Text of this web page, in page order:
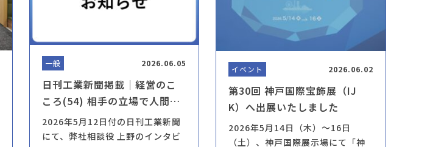
一般 2026.06.05
日刊工業新聞掲載｜経営のこ
ころ(54) 相手の立場で人間尊
重 – 相談役 上野インタビュー
全文
2026年5月12日付の日刊工業新聞
にて、弊社相談役 上野のインタビ
イベント 2026.06.02
第30回 神戸国際宝飾展（IJ
K）へ出展いたしました
2026年5月14日（木）～16日
（土）、神戸国際展示場にて「神